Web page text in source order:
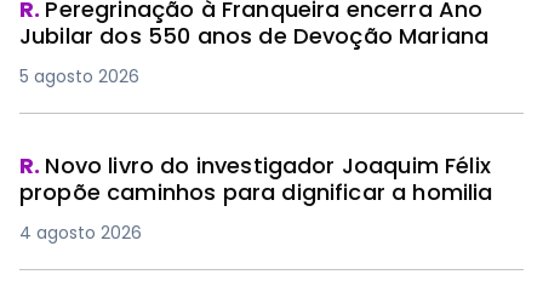
R. Peregrinação à Franqueira encerra Ano
Jubilar dos 550 anos de Devoção Mariana
5 agosto 2026
R. Novo livro do investigador Joaquim Félix
propõe caminhos para dignificar a homilia
4 agosto 2026